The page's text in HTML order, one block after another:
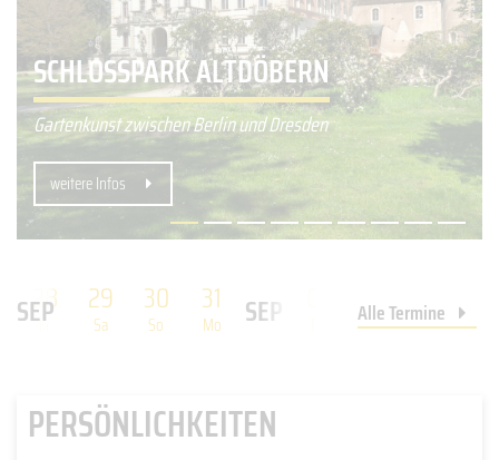
SCHLOSSPARK ALTDÖBERN
Gartenkunst zwischen Berlin und Dresden
weitere Infos
MUSKAUER PARK BAD MUSKAU /
ŁĘKNICA
grenzüberschreitende Parkanlage
weitere Infos
Alle Termine
28
Fr
29
Sa
30
So
31
Mo SEP 02
Mi
03
Do
SEP
PERSÖNLICHKEITEN